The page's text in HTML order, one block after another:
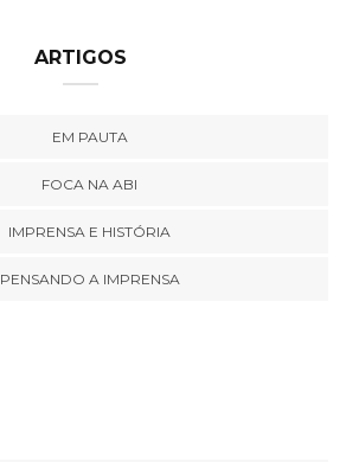
ARTIGOS
EM PAUTA
FOCA NA ABI
IMPRENSA E HISTÓRIA
PENSANDO A IMPRENSA